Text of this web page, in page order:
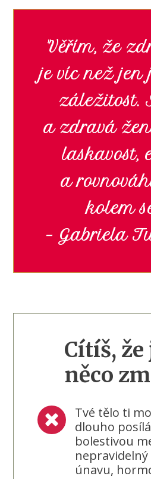
"Věřím, že
je víc než jen
záležitost.
a zdravá
laskavost,
a
kolem
– Gabriela
Cítíš, že
něco
Tvé tělo ti
dlouho
bolestivou
nepravidelný
únavu,